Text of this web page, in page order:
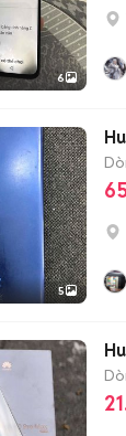
6
5